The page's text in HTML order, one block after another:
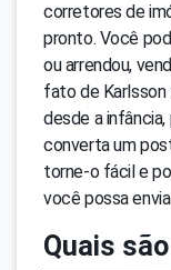
corretores de
pronto. Você
ou arrendou,
fato de
desde a
converta um
torne-o fácil e
você possa
Quais